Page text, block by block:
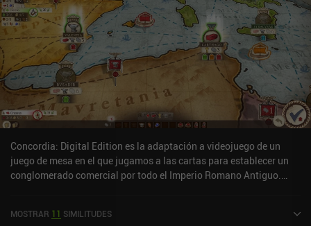
Concordia: Digital Edition es la adaptación a videojuego de un
juego de mesa en el que jugamos a las cartas para establecer un
conglomerado comercial por todo el Imperio Romano Antiguo.
producir diversos bienes o comprar nuevas cartas. Al final de la
MOSTRAR 11 SIMILITUDES